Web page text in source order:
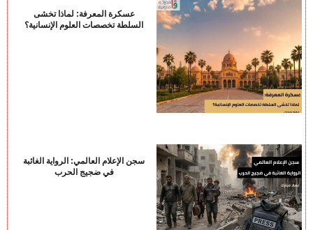
عسكرة المعرفة: لماذا تخشى
السلطة تخصصات العلوم الإنسانية؟
سجن الإعلام العالمي: الرواية الغائبة
في ضجيج الحرب